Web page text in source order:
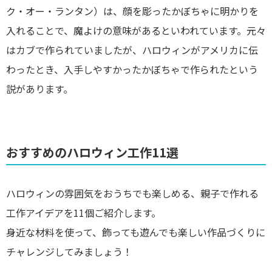
ク・オー・ランタン）は、顔を彫ったかぼちゃに明かりを
入れることで、魔よけの意味があるといわれています。元々
はカブで作られていましたが、ハロウィンがアメリカに伝
わったとき、入手しやすかったかぼちゃで作られたという
説があります。
おすすめのハロウィン工作11選
ハロウィンの雰囲気をおうちでも楽しめる、親子で作れる
工作アイデアを11個ご紹介します。
身近な材料を使って、飾っても遊んでも楽しい作品づくりに
チャレンジしてみましょう！